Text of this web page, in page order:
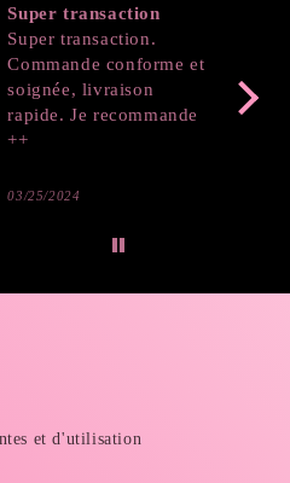
Super transaction
Super transaction.
Commande conforme et
soignée, livraison
rapide. Je recommande
++
03/25/2024
et d'utilisation